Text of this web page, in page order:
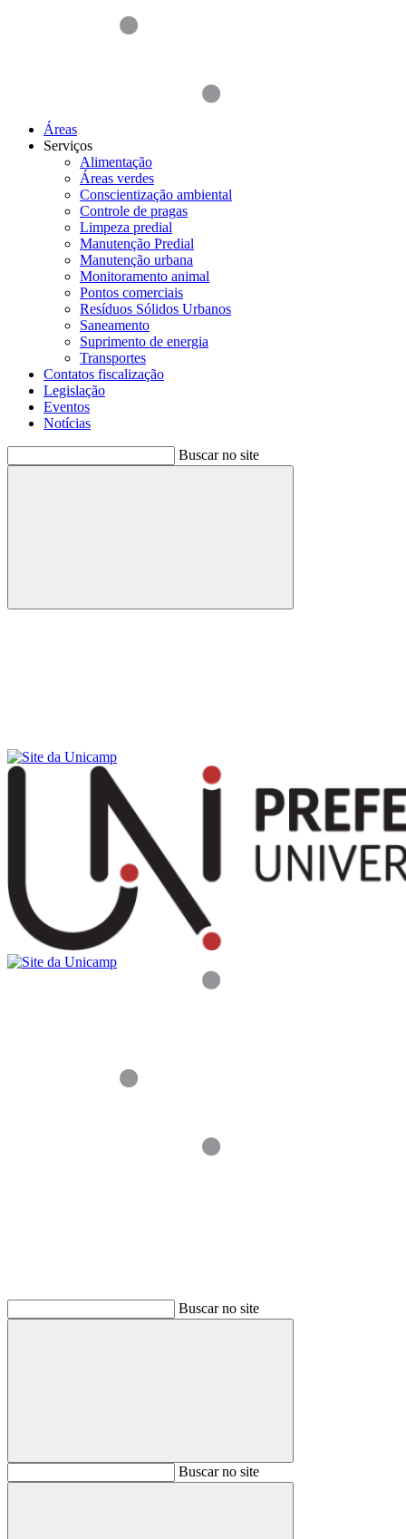
Áreas
Serviços
Alimentação
Áreas verdes
Conscientização ambiental
Controle de pragas
Limpeza predial
Manutenção Predial
Manutenção urbana
Monitoramento animal
Pontos comerciais
Resíduos Sólidos Urbanos
Saneamento
Suprimento de energia
Transportes
Contatos fiscalização
Legislação
Eventos
Notícias
Buscar no site
Buscar
Buscar no site
BuscarBuscar no site